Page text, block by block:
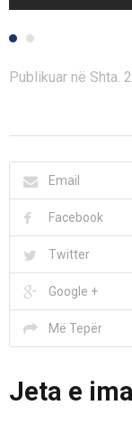
Publikuar në Shta.
Email
Facebook
Twitter
Google +
Më Tepër
Jeta e